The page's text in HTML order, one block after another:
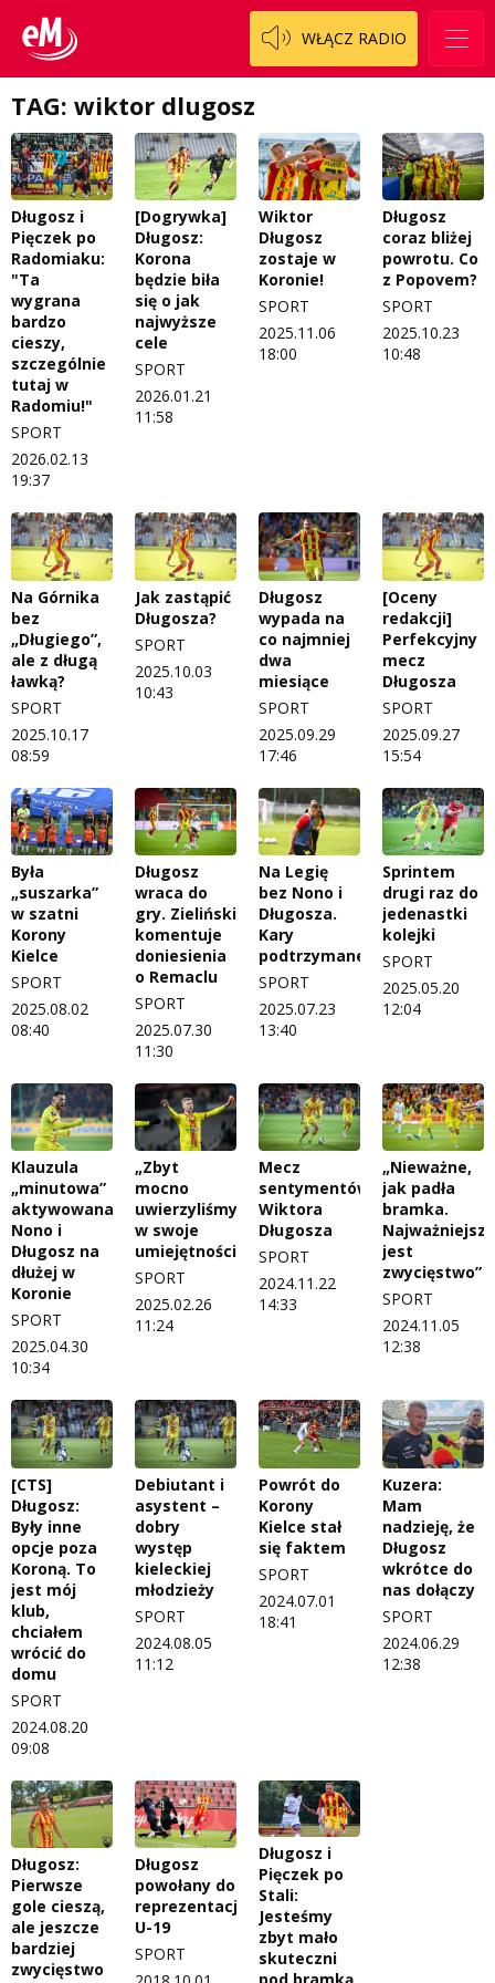
WŁĄCZ RADIO
TAG: wiktor dlugosz
Długosz i
Pięczek po
Radomiaku:
"Ta
wygrana
bardzo
cieszy,
szczególnie
tutaj w
Radomiu!"
SPORT
2026.02.13
19:37
[Dogrywka]
Długosz:
Korona
będzie biła
się o jak
najwyższe
cele
SPORT
2026.01.21
11:58
Wiktor
Długosz
zostaje w
Koronie!
SPORT
2025.11.06
18:00
Długosz
coraz bliżej
powrotu. Co
z Popovem?
SPORT
2025.10.23
10:48
Na Górnika
bez
„Długiego”,
ale z długą
ławką?
SPORT
2025.10.17
08:59
Jak zastąpić
Długosza?
SPORT
2025.10.03
10:43
Długosz
wypada na
co najmniej
dwa
miesiące
SPORT
2025.09.29
17:46
[Oceny
redakcji]
Perfekcyjny
mecz
Długosza
SPORT
2025.09.27
15:54
Była
„suszarka”
w szatni
Korony
Kielce
SPORT
2025.08.02
08:40
Długosz
wraca do
gry. Zieliński
komentuje
doniesienia
o Remaclu
SPORT
2025.07.30
11:30
Na Legię
bez Nono i
Długosza.
Kary
podtrzymane
SPORT
2025.07.23
13:40
Sprintem
drugi raz do
jedenastki
kolejki
SPORT
2025.05.20
12:04
Klauzula
„minutowa”
aktywowana.
Nono i
Długosz na
dłużej w
Koronie
SPORT
2025.04.30
10:34
„Zbyt
mocno
uwierzyliśmy
w swoje
umiejętności”
SPORT
2025.02.26
11:24
Mecz
sentymentów
Wiktora
Długosza
SPORT
2024.11.22
14:33
„Nieważne,
jak padła
bramka.
Najważniejsze
jest
zwycięstwo”
SPORT
2024.11.05
12:38
[CTS]
Długosz:
Były inne
opcje poza
Koroną. To
jest mój
klub,
chciałem
wrócić do
domu
SPORT
2024.08.20
09:08
Debiutant i
asystent –
dobry
występ
kieleckiej
młodzieży
SPORT
2024.08.05
11:12
Powrót do
Korony
Kielce stał
się faktem
SPORT
2024.07.01
18:41
Kuzera:
Mam
nadzieję, że
Długosz
wkrótce do
nas dołączy
SPORT
2024.06.29
12:38
Długosz:
Pierwsze
gole cieszą,
ale jeszcze
bardziej
zwycięstwo
Długosz
powołany do
reprezentacji
U-19
SPORT
Długosz i
Pięczek po
Stali:
Jesteśmy
zbyt mało
skuteczni